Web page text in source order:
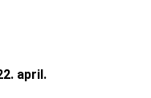
april.